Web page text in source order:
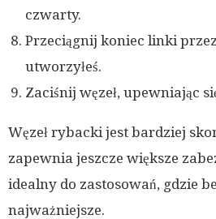
czwarty.
Przeciągnij koniec linki
utworzyłeś.
Zaciśnij węzeł, upewniając
Węzeł rybacki jest bardziej
zapewnia jeszcze większe
idealny do zastosowań, gdzie
najważniejsze.